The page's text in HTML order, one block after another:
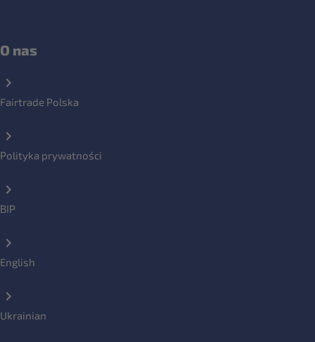
O nas
Fairtrade Polska
Polityka prywatności
BIP
English
Ukrainian